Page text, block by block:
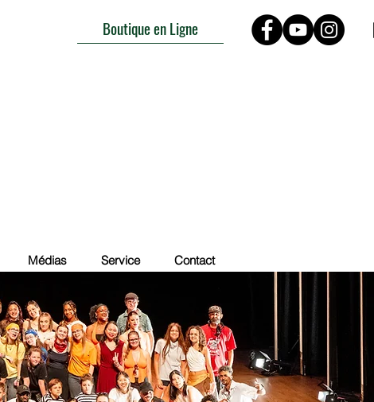
Boutique en Ligne
Médias Service Contact